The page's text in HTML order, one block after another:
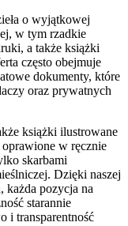
o wyjątkowej
w tym rzadkie
a także książki
często obejmuje
dokumenty, które
oraz prywatnych
książki ilustrowane
w ręcznie
skarbami
Dzięki naszej
każda pozycja na
starannie
i transparentność